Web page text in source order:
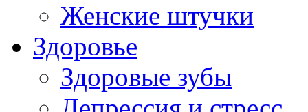
Женские штучки
Здоровье
Здоровые зубы